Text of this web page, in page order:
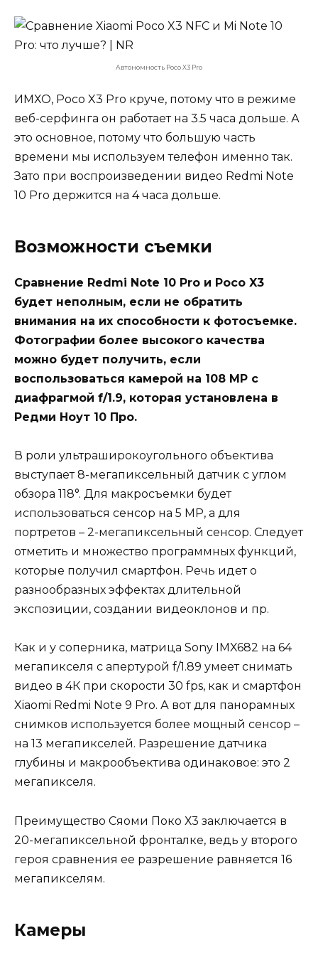
Автономность Poco X3 Pro
ИМХО, Poco X3 Pro круче, потому что в режиме
веб-серфинга он работает на 3.5 часа дольше. А
это основное, потому что большую часть
времени мы используем телефон именно так.
Зато при воспроизведении видео Redmi Note
10 Pro держится на 4 часа дольше.
Возможности съемки
Сравнение Redmi Note 10 Pro и Poco X3
будет неполным, если не обратить
внимания на их способности к фотосъемке.
Фотографии более высокого качества
можно будет получить, если
воспользоваться камерой на 108 МР с
диафрагмой f/1.9, которая установлена в
Редми Ноут 10 Про.
В роли ультраширокоугольного объектива
выступает 8-мегапиксельный датчик с углом
обзора 118°. Для макросъемки будет
использоваться сенсор на 5 МР, а для
портретов – 2-мегапиксельный сенсор. Следует
отметить и множество программных функций,
которые получил смартфон. Речь идет о
разнообразных эффектах длительной
экспозиции, создании видеоклонов и пр.
Как и у соперника, матрица Sony IMX682 на 64
мегапикселя с апертурой f/1.89 умеет снимать
видео в 4К при скорости 30 fps, как и смартфон
Xiaomi Redmi Note 9 Pro. А вот для панорамных
снимков используется более мощный сенсор –
на 13 мегапикселей. Разрешение датчика
глубины и макрообъектива одинаковое: это 2
мегапикселя.
Преимущество Сяоми Поко Х3 заключается в
20-мегапиксельной фронталке, ведь у второго
героя сравнения ее разрешение равняется 16
мегапикселям.
Камеры